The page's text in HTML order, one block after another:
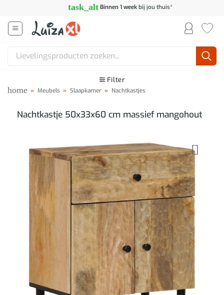
inhoud
task_alt Binnen 1 weekbij jou thuis*
Zoeken
Filter
home » Meubels » Slaapkamer » Nachtkastjes
Nachtkastje 50x33x60 cm massief mangohout